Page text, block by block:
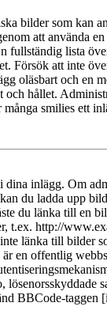
bilder som kan
att använda
fullständig lista
Försök att inte
oläsbart och en
och hållet.
många smilies ett
dina inlägg. Om
du ladda upp
du länka till en
t.ex. http://
länka till bilder
är en offentlig
lösenorsskyddade
BBCode-taggen